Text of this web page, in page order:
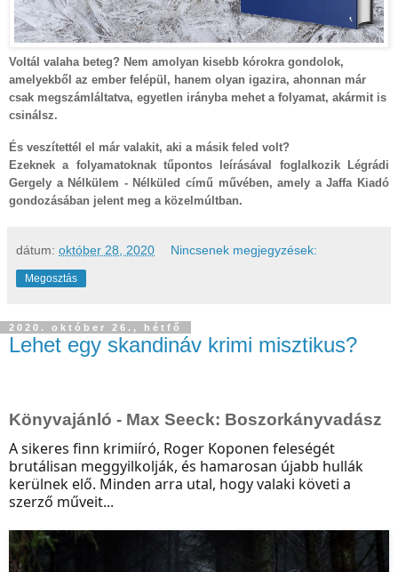
Voltál valaha beteg? Nem amolyan kisebb kórokra gondolok,
amelyekből az ember felépül, hanem olyan igazira, ahonnan már
csak megszámláltatva, egyetlen irányba mehet a folyamat, akármit is
csinálsz.
És veszítettél el már valakit, aki a másik feled volt?
Ezeknek a folyamatoknak tűpontos leírásával foglalkozik Légrádi
Gergely a Nélkülem - Nélküled című művében, amely a Jaffa Kiadó
gondozásában jelent meg a közelmúltban.
dátum: október 28, 2020 Nincsenek megjegyzések:
Megosztás
2020. október 26., hétfő
Lehet egy skandináv krimi misztikus?
Könyvajánló - Max Seeck: Boszorkányvadász
A sikeres finn krimiíró, Roger Koponen feleségét
brutálisan meggyilkolják, és hamarosan újabb hullák
kerülnek elő. Minden arra utal, hogy valaki követi a
szerző műveit...